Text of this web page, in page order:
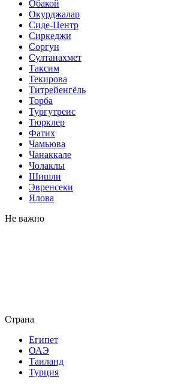
Обакой
Окурджалар
Сиде-Центр
Сиркеджи
Соргун
Султанахмет
Таксим
Текирова
Титрейенгёль
Торба
Тургутреис
Тюрклер
Фатих
Чамьюва
Чанаккале
Чолаклы
Шишли
Эвренсеки
Ялова
Не важно
Страна
Египет
ОАЭ
Таиланд
Турция